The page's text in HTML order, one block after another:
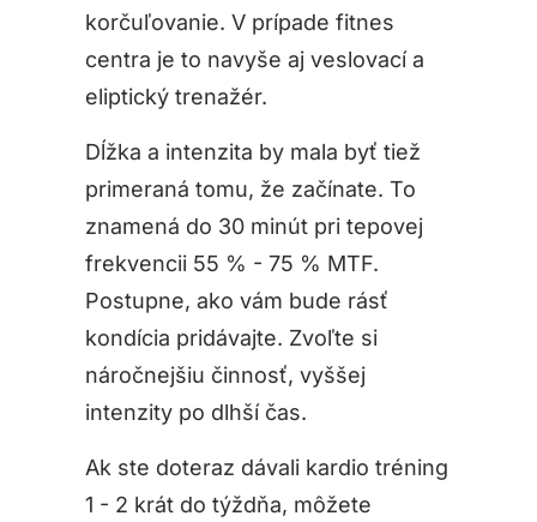
korčuľovanie. V prípade fitnes
centra je to navyše aj veslovací a
eliptický trenažér.
Dĺžka a intenzita by mala byť tiež
primeraná tomu, že začínate. To
znamená do 30 minút pri tepovej
frekvencii 55 % - 75 % MTF.
Postupne, ako vám bude rásť
kondícia pridávajte. Zvoľte si
náročnejšiu činnosť, vyššej
intenzity po dlhší čas.
Ak ste doteraz dávali kardio tréning
1 - 2 krát do týždňa, môžete